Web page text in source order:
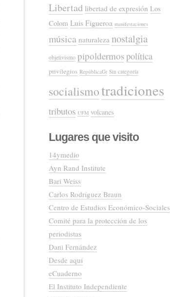
Libertad libertad de expresión Los
Colom Luis Figueroa manifestaciones
música naturaleza nostalgia
objetivismo pipoldermospolítica
privilegios RepúblicaGt Sin categoría
socialismotradiciones
tributos UFM volcanes
Lugares que visito
14ymedio
Ayn Rand Institute
Bari Weiss
Carlos Rodríguez Braun
Centro de Estudios Económico-Sociales
Comité para la protección de los
periodistas
Dani Fernández
Desde aquí
eCuaderno
El Instituto Independiente